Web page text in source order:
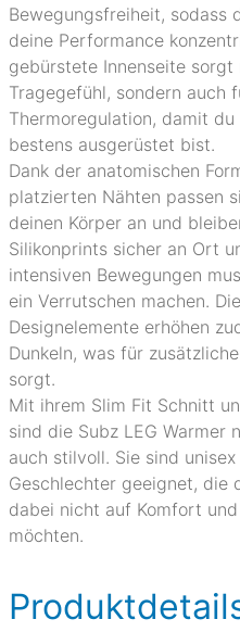
Bewegungsfreiheit, sodass
deine Performance
gebürstete Innenseite
Tragegefühl, sondern auch
Thermoregulation, damit
bestens ausgerüstet bist.
Dank der anatomischen
platzierten Nähten passen
deinen Körper an und
Silikonprints sicher an Ort
intensiven Bewegungen
ein Verrutschen machen.
Designelemente erhöhen
Dunkeln, was für
sorgt.
Mit ihrem Slim Fit Schnitt
sind die Subz LEG Warmer
auch stilvoll. Sie sind
Geschlechter geeignet, die
dabei nicht auf Komfort
möchten.